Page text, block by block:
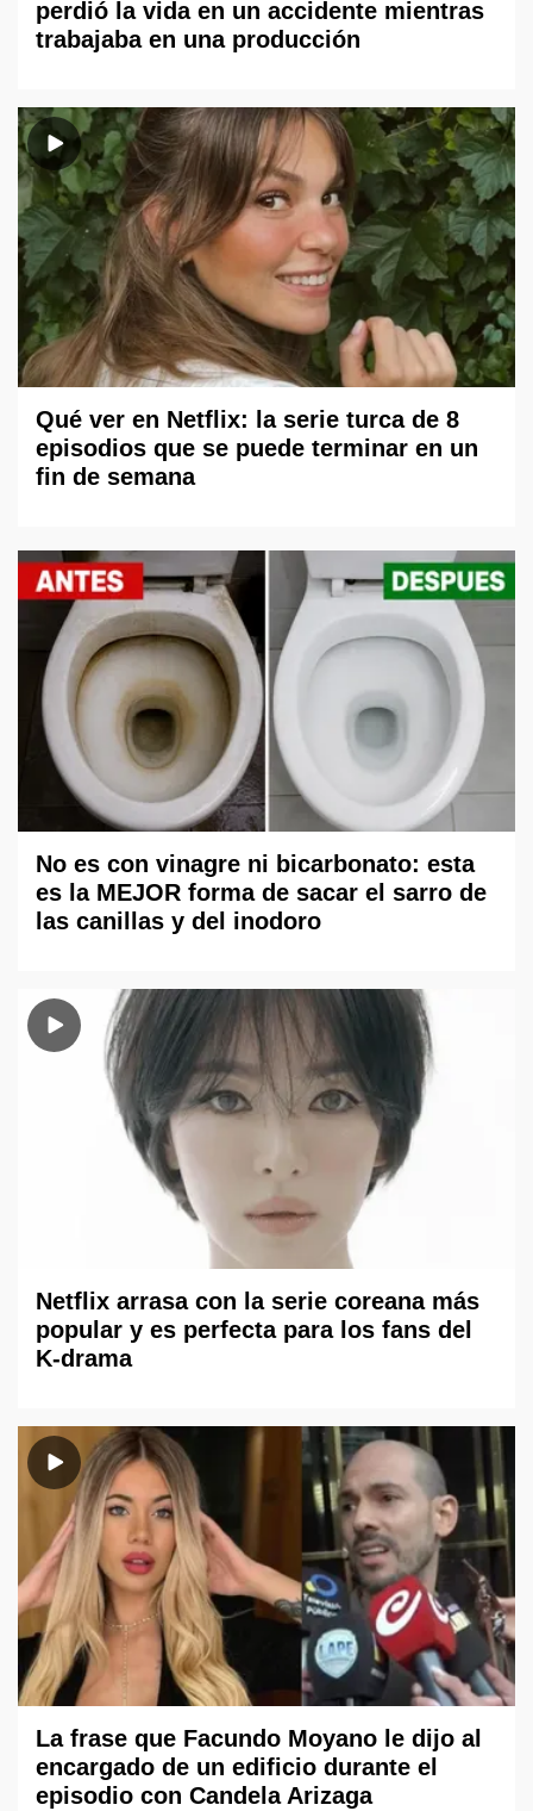
perdió la vida en un accidente mientras
trabajaba en una producción
Qué ver en Netflix: la serie turca de 8
episodios que se puede terminar en un
fin de semana
No es con vinagre ni bicarbonato: esta
es la MEJOR forma de sacar el sarro de
las canillas y del inodoro
Netflix arrasa con la serie coreana más
popular y es perfecta para los fans del
K-drama
La frase que Facundo Moyano le dijo al
encargado de un edificio durante el
episodio con Candela Arizaga